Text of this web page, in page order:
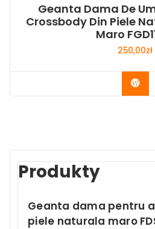
Geanta Dama De
Crossbody Din Piele
Maro
250,00zł
Buy
Produkty
Geanta dama pentru
piele naturala maro